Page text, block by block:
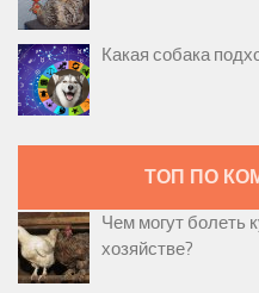
Какая собака
ТОП ПО
Чем могут болеть
хозяйстве?